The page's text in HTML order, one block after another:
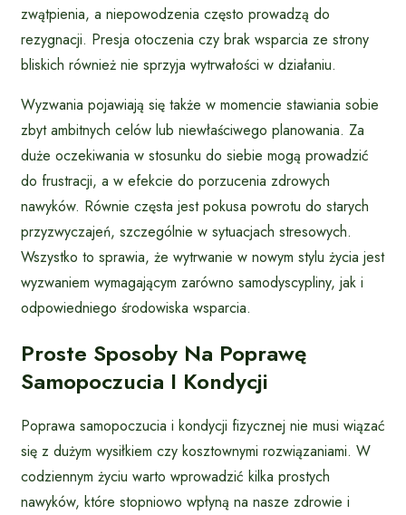
zwątpienia, a niepowodzenia często prowadzą do
rezygnacji. Presja otoczenia czy brak wsparcia ze strony
bliskich również nie sprzyja wytrwałości w działaniu.
Wyzwania pojawiają się także w momencie stawiania sobie
zbyt ambitnych celów lub niewłaściwego planowania. Za
duże oczekiwania w stosunku do siebie mogą prowadzić
do frustracji, a w efekcie do porzucenia zdrowych
nawyków. Równie częsta jest pokusa powrotu do starych
przyzwyczajeń, szczególnie w sytuacjach stresowych.
Wszystko to sprawia, że wytrwanie w nowym stylu życia jest
wyzwaniem wymagającym zarówno samodyscypliny, jak i
odpowiedniego środowiska wsparcia.
Proste Sposoby Na Poprawę
Samopoczucia I Kondycji
Poprawa samopoczucia i kondycji fizycznej nie musi wiązać
się z dużym wysiłkiem czy kosztownymi rozwiązaniami. W
codziennym życiu warto wprowadzić kilka prostych
nawyków, które stopniowo wpłyną na nasze zdrowie i